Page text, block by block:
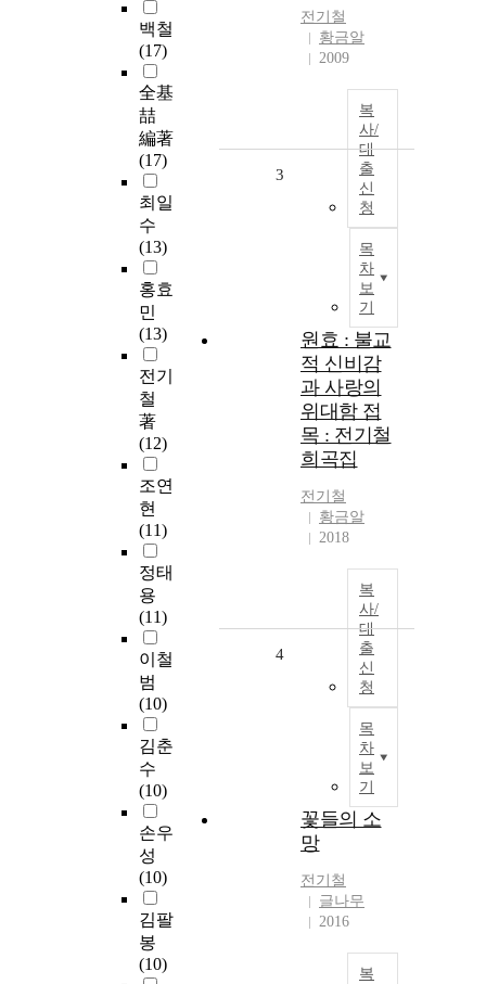
백철
(17)
全基
喆
編著
(17)
최일
수
(13)
홍효
민
(13)
전기
철
著
(12)
조연
현
(11)
정태
용
(11)
이철
범
(10)
김춘
수
(10)
손우
성
(10)
김팔
봉
(10)
전기철
황금알
2009
복
사/
대
출
신
청
목
차
보
기
3
원효 : 불교
적 신비감
과 사랑의
위대함 접
목 : 전기철
희곡집
전기철
황금알
2018
복
사/
대
출
신
청
목
차
보
기
4
꽃들의 소
망
전기철
글나무
2016
복